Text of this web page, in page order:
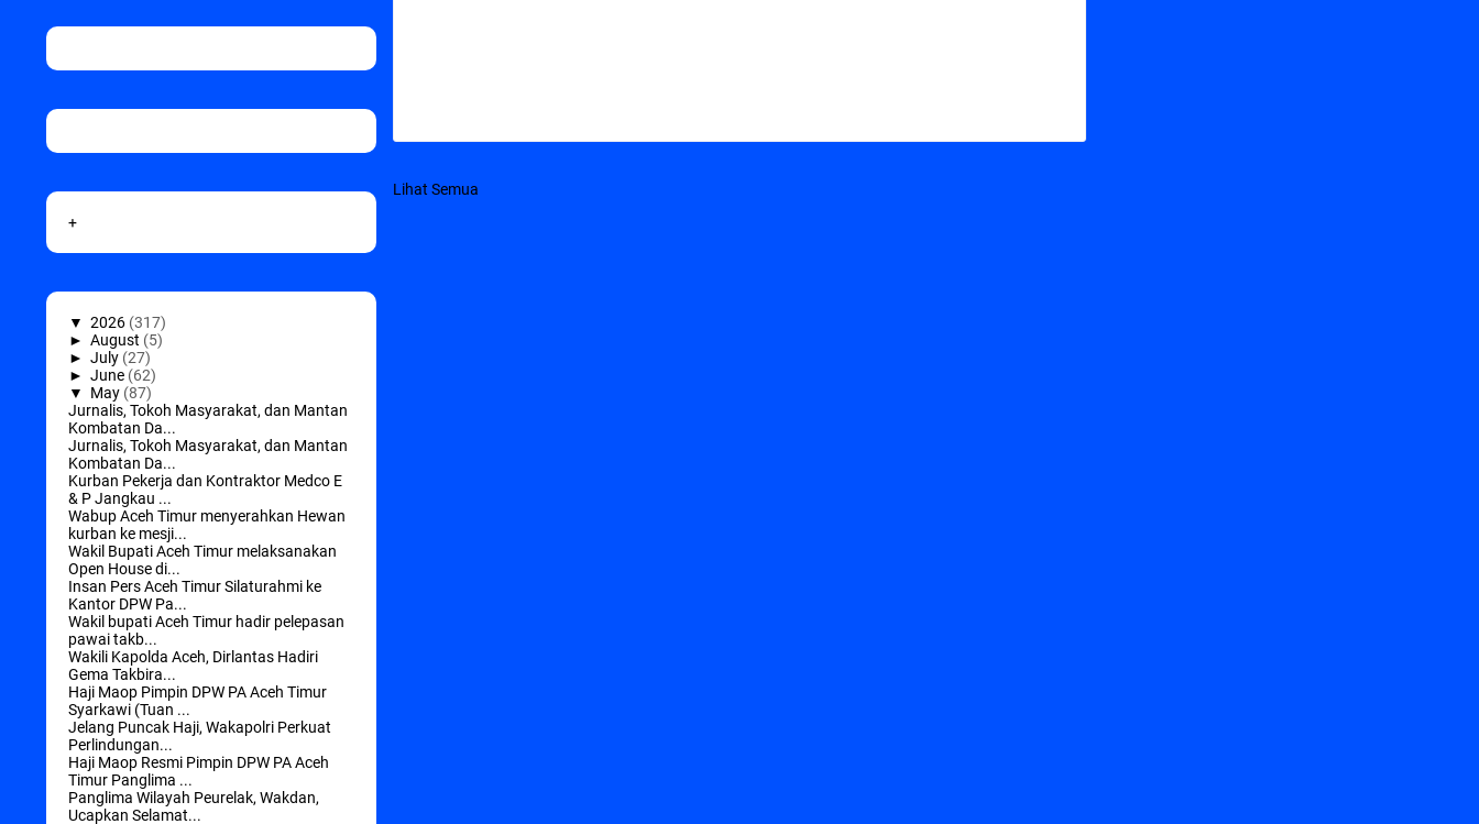
+
▼ 2026 (317)
► August (5)
► July (27)
► June (62)
▼
May (87)
Jurnalis, Tokoh Masyarakat, dan Mantan
Kombatan Da...
Jurnalis, Tokoh Masyarakat, dan Mantan
Kombatan Da...
Kurban Pekerja dan Kontraktor Medco E
& P Jangkau ...
Wabup Aceh Timur menyerahkan Hewan
kurban ke mesji...
Wakil Bupati Aceh Timur melaksanakan
Open House di...
Insan Pers Aceh Timur Silaturahmi ke
Kantor DPW Pa...
Wakil bupati Aceh Timur hadir pelepasan
pawai takb...
Wakili Kapolda Aceh, Dirlantas Hadiri
Gema Takbira...
Haji Maop Pimpin DPW PA Aceh Timur
Syarkawi (Tuan ...
Jelang Puncak Haji, Wakapolri Perkuat
Perlindungan...
Haji Maop Resmi Pimpin DPW PA Aceh
Timur Panglima ...
Panglima Wilayah Peurelak, Wakdan,
Ucapkan Selamat...
Lihat Semua